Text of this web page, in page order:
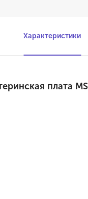
Характеристики
плата